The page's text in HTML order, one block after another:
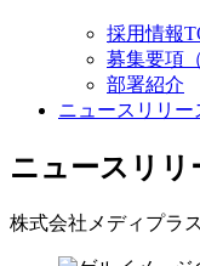
採用情報
募集要項
部署紹介
ニュースリリー
ニュースリリ
株式会社メディプラ